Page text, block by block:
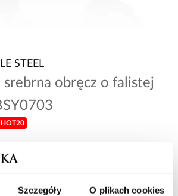
Szczegóły O plikach cookies
STEEL
srebrna obręcz o falistej